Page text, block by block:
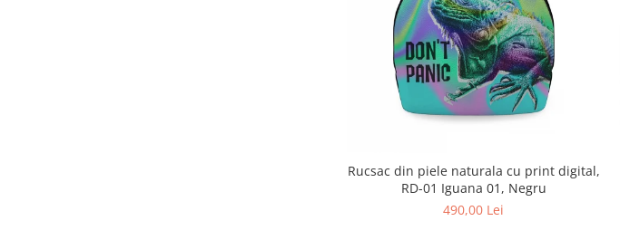
Rucsac din piele naturala cu print digital,
RD-01 Iguana 01, Negru
490,00 Lei